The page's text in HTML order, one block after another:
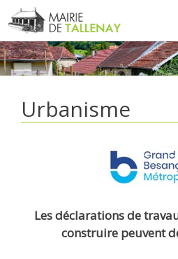
Aller
au
contenu
Urbanisme
Les déclarations de
construire peuvent